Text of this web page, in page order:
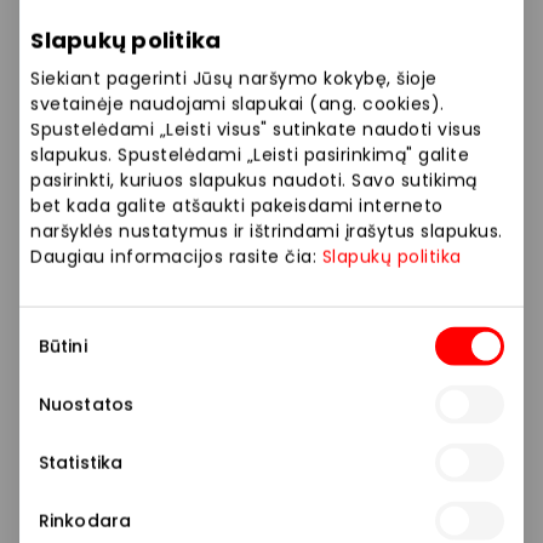
Slapukų politika
Siekiant pagerinti Jūsų naršymo kokybę, šioje
svetainėje naudojami slapukai (ang. cookies).
Spustelėdami „Leisti visus" sutinkate naudoti visus
slapukus. Spustelėdami „Leisti pasirinkimą" galite
pasirinkti, kuriuos slapukus naudoti. Savo sutikimą
bet kada galite atšaukti pakeisdami interneto
naršyklės nustatymus ir ištrindami įrašytus slapukus.
Daugiau informacijos rasite čia: Slapukų politika
pasirinkimas
Būtini
Nuostatos
Statistika
Rinkodara
Aramid dėklas – maksimali apsauga be perteklinio
storio.
Tai ypač lengvas, bet itin tvirtas dėklas i­š Aramid
pluoš­to – tos pačios medžiagos, kuri naudojama
kūno š­arvuose ir lenktyniniuose boliduose.
Ypač plonas ir lengvas;
Minimalistinis, premium dizainas;
Apsauga nuo įbrėžimų ir kasdienio nusidėvėjimo;
Palaiko belaidžio įkrovimo funkciją.
Dovana tikram fanui – nuo kiekvieno parduoto